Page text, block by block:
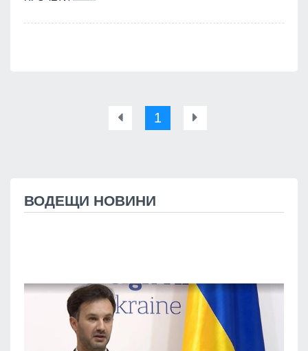
1
ВОДЕЩИ НОВИНИ